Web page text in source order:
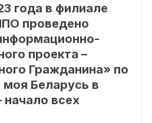
года в филиале
проведено
проекта –
Гражданина» по
Беларусь в
начало всех